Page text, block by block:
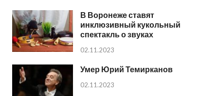
В Воронеже ставят
инклюзивный кукольный
спектакль о звуках
02.11.2023
Умер Юрий Темирканов
02.11.2023